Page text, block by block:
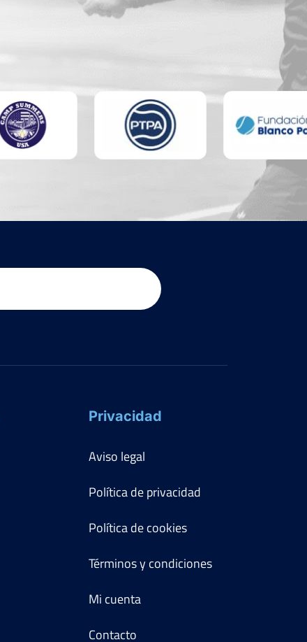
Privacidad
Aviso legal
Política de privacidad
Política de cookies
Términos y condiciones
Mi cuenta
Contacto